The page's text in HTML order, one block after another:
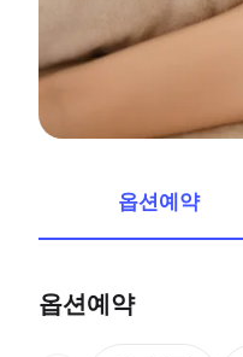
옵션예약
옵션예약